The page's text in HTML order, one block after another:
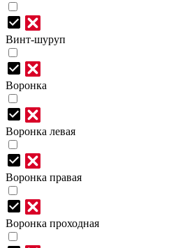
Винт-шуруп
Воронка
Воронка левая
Воронка правая
Воронка проходная